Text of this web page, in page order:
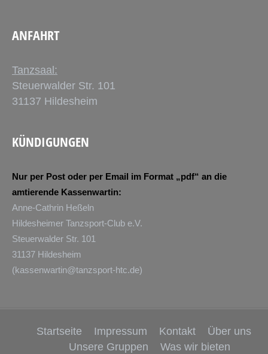
ANFAHRT
Tanzsaal:
Steuerwalder Str. 101
31137 Hildesheim
KÜNDIGUNGEN
Nur per Post oder per Email im Format „pdf“ an die
amtierende Kassenwartin:
Anne-Cathrin Heßeln
Hildesheimer Tanzsport-Club e.V.
Steuerwalder Str. 101
31137 Hildesheim
(kassenwartin@tanzsport-htc.de)
Startseite Impressum Kontakt
Über uns
Unsere Gruppen
Was wir bieten